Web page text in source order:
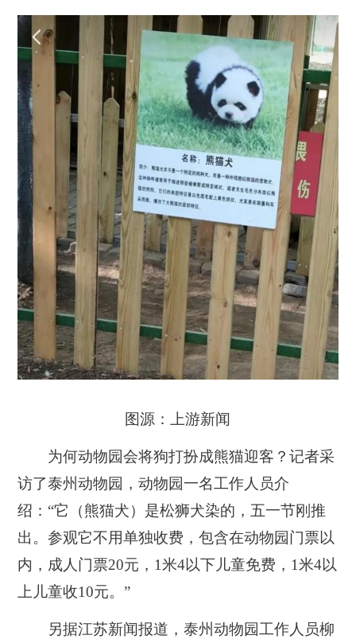
图源：上游新闻
为何动物园会将狗打扮成熊猫迎客？记者采
访了泰州动物园，动物园一名工作人员介
绍：“它（熊猫犬）是松狮犬染的，五一节刚推
出。参观它不用单独收费，包含在动物园门票以
内，成人门票20元，1米4以下儿童免费，1米4以
上儿童收10元。”
另据江苏新闻报道，泰州动物园工作人员柳